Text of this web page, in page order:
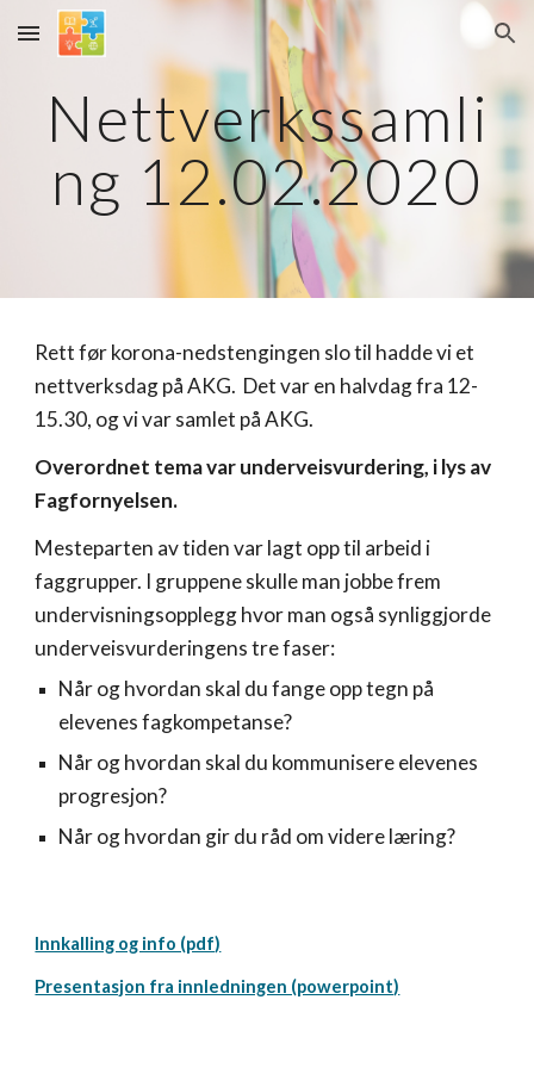
Skip to main content Skip to navigation
Nettverkssamli
ng 12.02.2020
Rett før korona-nedstengingen slo til hadde vi et
nettverksdag på AKG. Det var en halvdag fra 12-
15.30, og vi var samlet på AKG.
Overordnet tema var underveisvurdering, i lys av
Fagfornyelsen.
Mesteparten av tiden var lagt opp til arbeid i
faggrupper. I gruppene skulle man jobbe frem
undervisningsopplegg hvor man også synliggjorde
underveisvurderingens tre faser:
Når og hvordan skal du fange opp tegn på
elevenes fagkompetanse?
Når og hvordan skal du kommunisere elevenes
progresjon?
Når og hvordan gir du råd om videre læring?
Innkalling og info (pdf)
Presentasjon fra innledningen (powerpoint)